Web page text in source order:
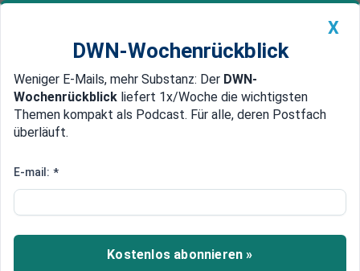
Newsticker MEIN DWN: Geldanlage Premium
Edelmetalle DWN-Magazin China
Eurozone: Industriestimmung
Einkaufsmanagerindex steigt
nach Neunmonatstief
X
DWN-Wochenrückblick
Weniger E-Mails, mehr Substanz: Der DWN-
Wochenrückblick liefert 1x/Woche die wichtigsten
Themen kompakt als Podcast. Für alle, deren Postfach
überläuft.
E-mail: *
Kostenlos abonnieren »